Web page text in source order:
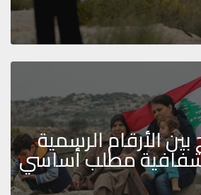
بين الأرقام الرسمية
مطلب أساسي